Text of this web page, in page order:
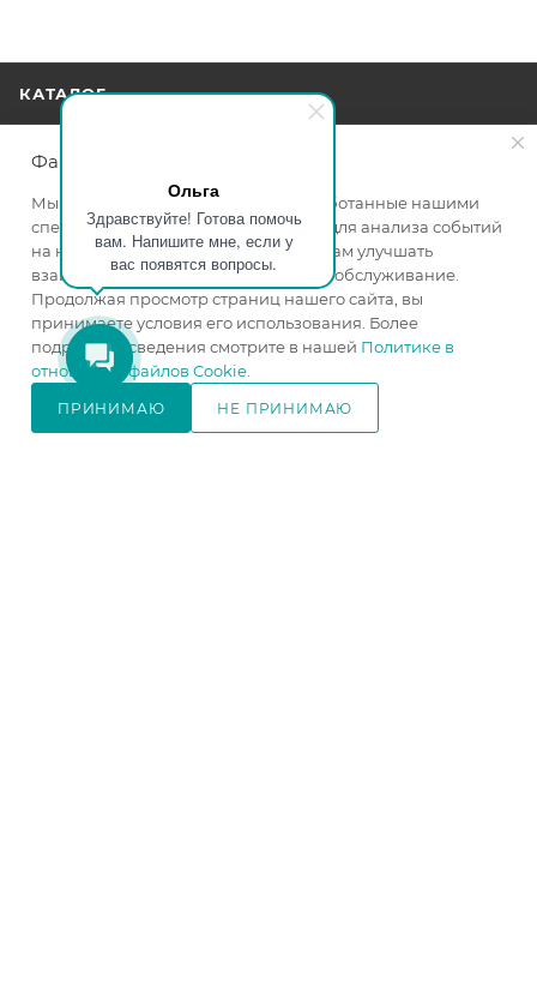
Ольга
Здравствуйте! Готова помочь
вам. Напишите мне, если у
вас появятся вопросы.
В КОРЗИНУ
КАТАЛОГ
АКЦИИ
УСЛУГИ
БРЕНДЫ
КОМПАНИЯ
ИНФОРМАЦИЯ
Файлы cookie
Мы используем файлы cookie, разработанные нашими
специалистами и третьими лицами, для анализа событий
на нашем веб-сайте, что позволяет нам улучшать
взаимодействие с пользователями и обслуживание.
Продолжая просмотр страниц нашего сайта, вы
принимаете условия его использования. Более
подробные сведения смотрите в нашей Политике в
отношении файлов Cookie
ПРИНИМАЮ НЕ ПРИНИМАЮ